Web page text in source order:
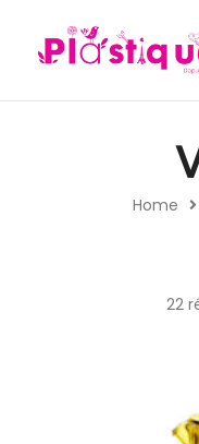
Home
22